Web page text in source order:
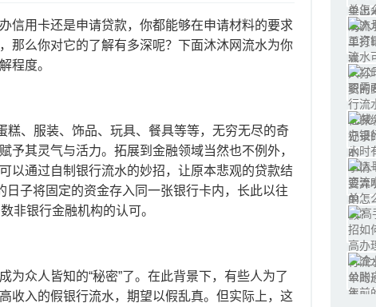
用卡还是申请贷款，你都能够在申请材料的要求
那么你对它的了解有多深呢？下面沐沐网流水为你
程度。
、服装、饰品、玩具、餐具等等，无穷无尽的奇
予其灵气与活力。拓展到金融领域当然也不例外，
以通过自制银行流水的妙招，让原本悲观的贷款结
日子将固定的资金存入同一张银行卡内，长此以往
非银行金融机构的认可。
众人皆知的“秘密”了。在此背景下，有些人为了
收入的假银行流水，期望以假乱真。但实际上，这